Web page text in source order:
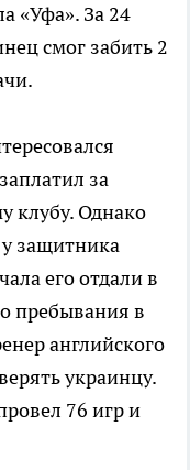
«Уфа». За 24
смог забить 2
за
клубу. Однако
у защитника
его отдали в
пребывания в
английского
украинцу.
76 игр и